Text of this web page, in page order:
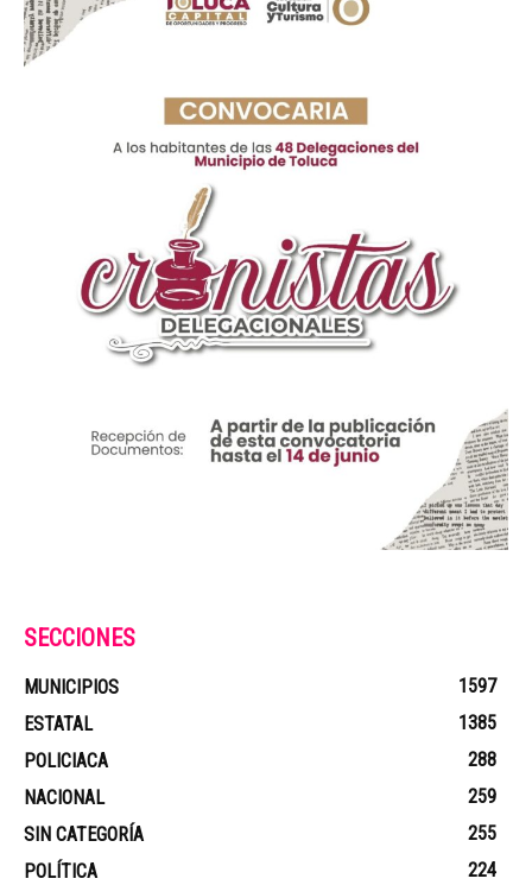
SECCIONES
MUNICIPIOS
1597
ESTATAL
1385
POLICIACA
288
NACIONAL
259
SIN CATEGORÍA
255
POLÍTICA
224